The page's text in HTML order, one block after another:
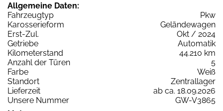
Allgemeine Daten:
Fahrzeugtyp
Pkw
Karosserieform
Geländewagen
Erst-Zul.
Okt / 2024
Getriebe
Automatik
Kilometerstand
44.210 km
Anzahl der Türen
5
Farbe
Weiß
Standort
Zentrallager
Lieferzeit
ab ca. 18.09.2026
Unsere Nummer
GW-V3865